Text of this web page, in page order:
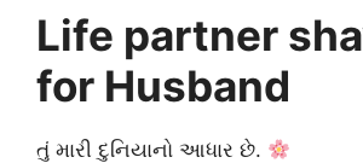
Life partner
for Husband
તું મારી દુનિયાનો આધાર છે.